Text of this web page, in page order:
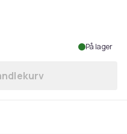
På lager
Thomas Kosmala No